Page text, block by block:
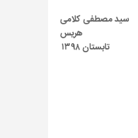
سید مصطفی کلامی
هریس
تابستان ۱۳۹۸